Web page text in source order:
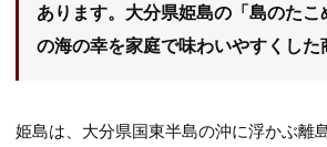
会員登録
Instagram Facebook
あります。大分県姫島の「島のたこ
の海の幸を家庭で味わいやすくした
姫島は、大分県国東半島の沖に浮かぶ離